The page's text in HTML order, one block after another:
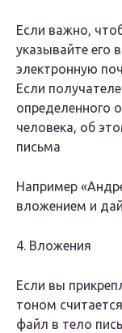
Если важно,
указывайте его
электронную
Если
определенного
человека, об
письма
Например
вложением и
4. Вложения
Если вы
тоном
файл в тело